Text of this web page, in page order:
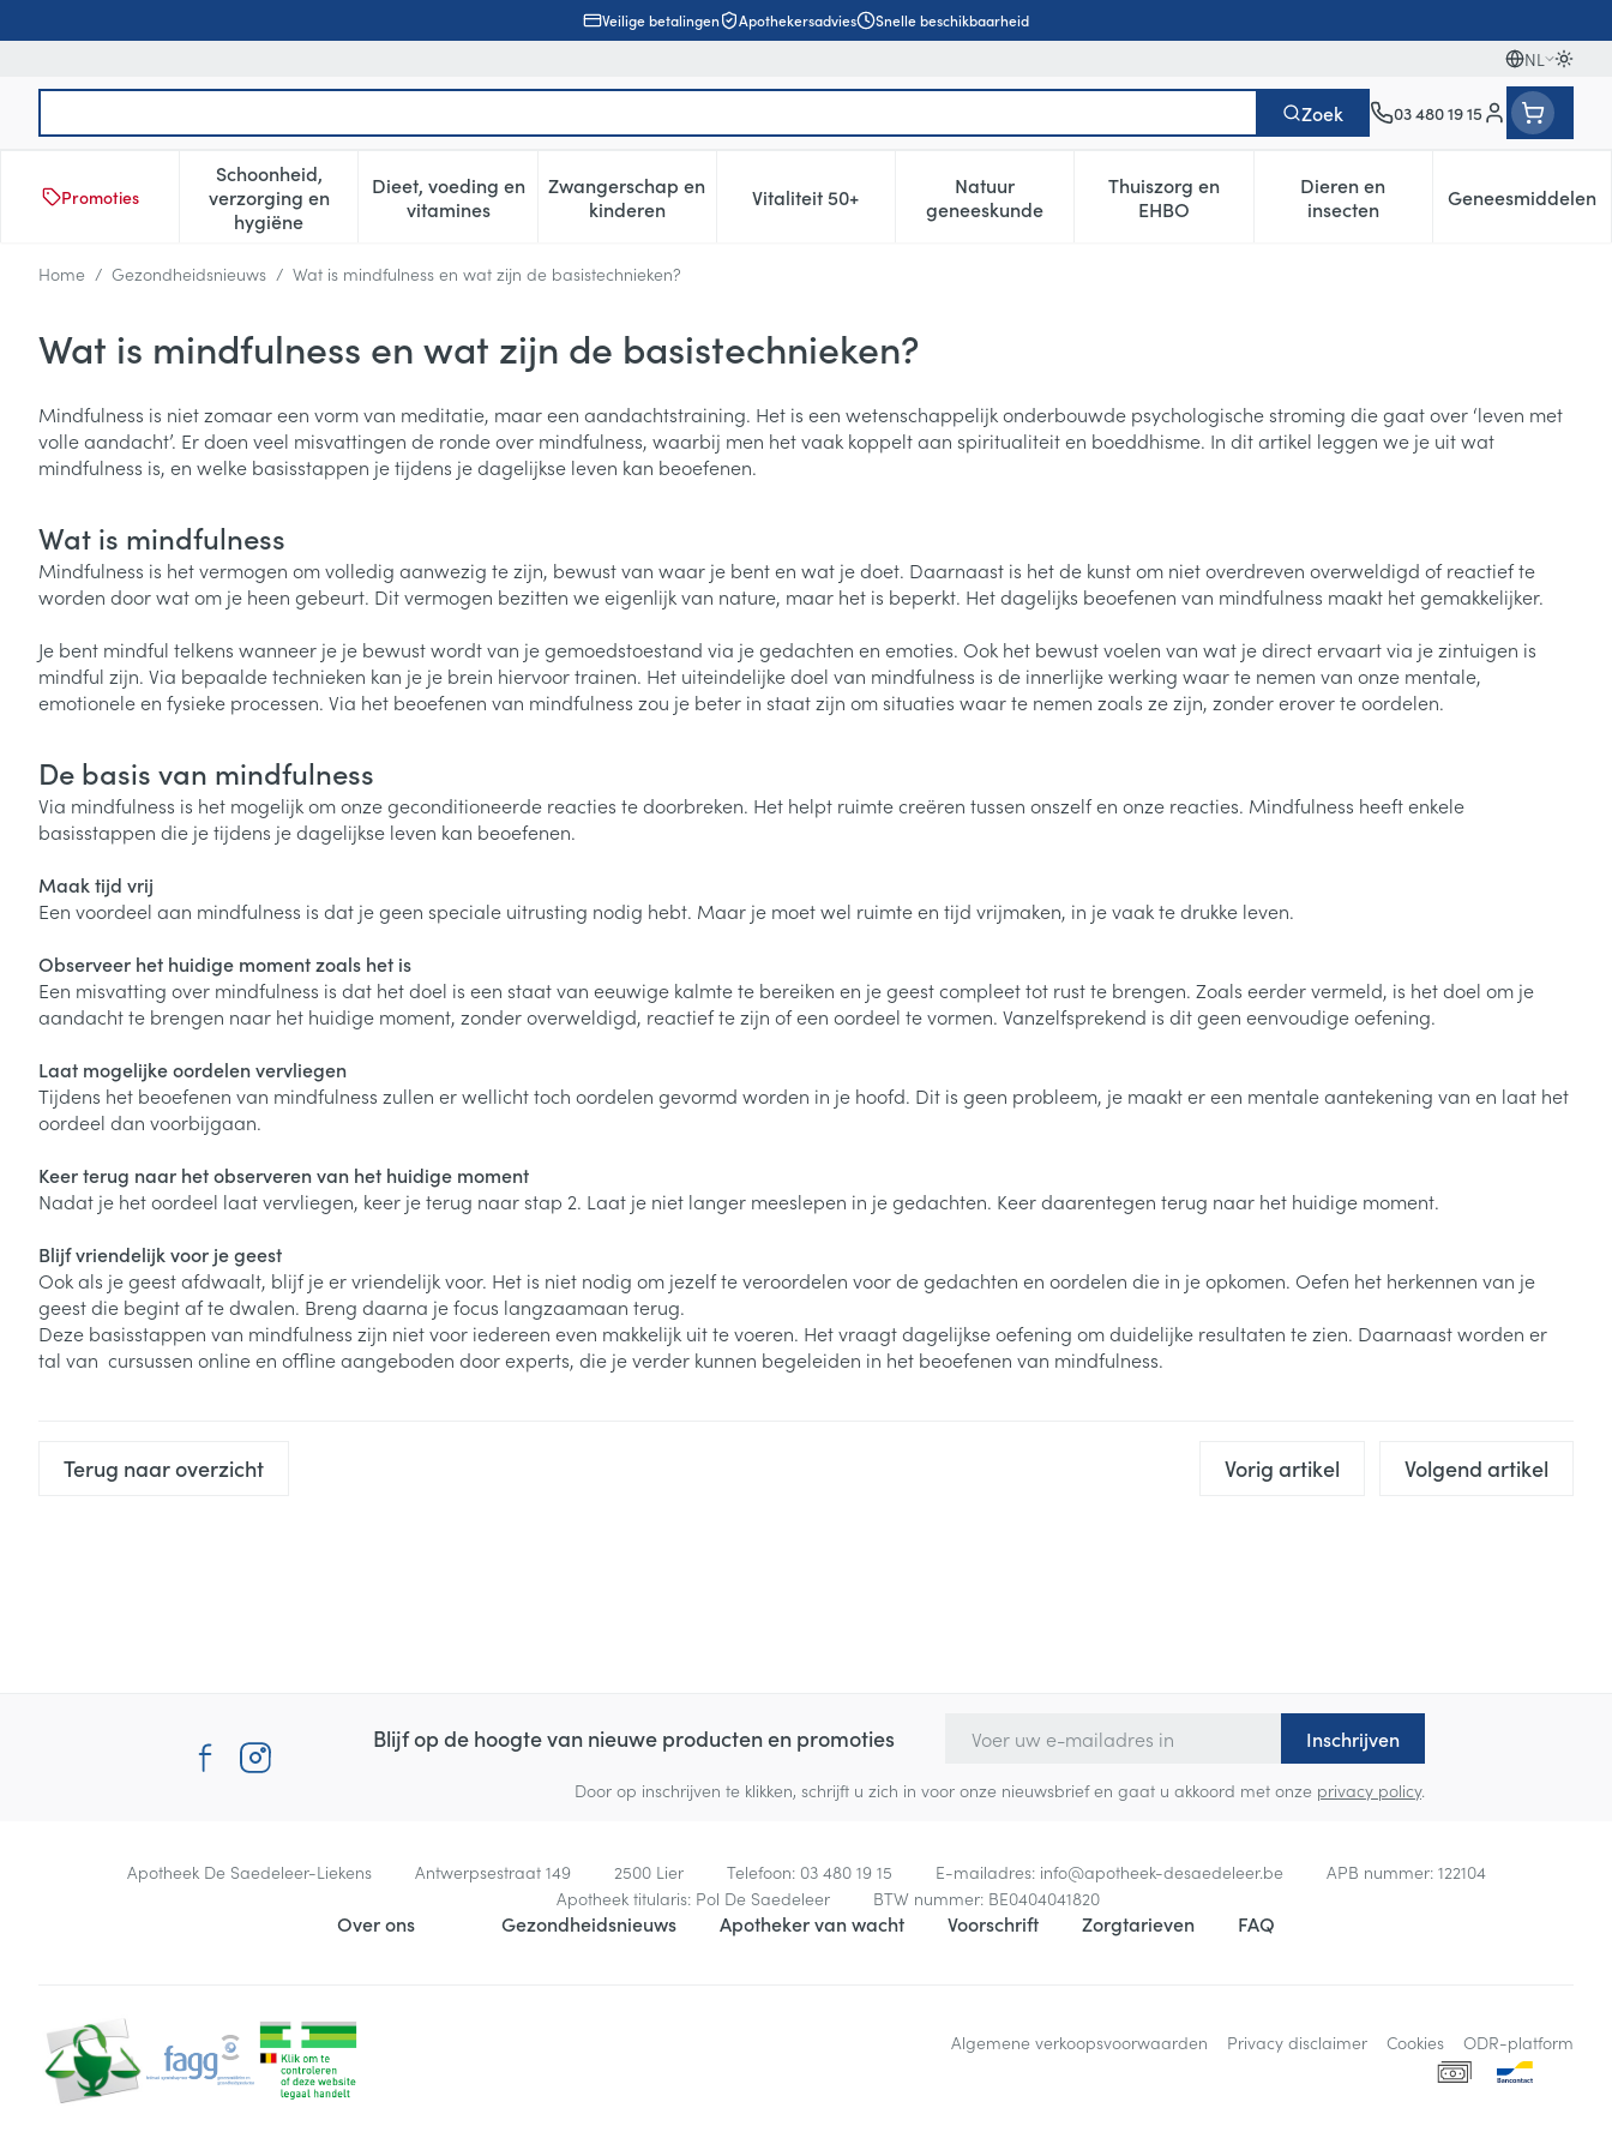
Veilige betalingen Apothekersadvies Snelle beschikbaarheid
NL
Talen
Zoek 03 480 19 15
Klant menu
Promoties
Schoonheid,
verzorging en
hygiëne
Toon submenu voor Schoonheid, verzorging en hygiëne categorie
Dieet, voeding en
vitaminesToon submenu voor Dieet, voeding en vitamines categorie
Zwangerschap en
kinderenToon submenu voor Zwangerschap en kinderen categorie
Vitaliteit 50+Toon submenu voor Vitaliteit 50+ categorie
Natuur
geneeskundeToon submenu voor Natuur geneeskunde categorie
Thuiszorg en
EHBOToon submenu voor Thuiszorg en EHBO categorie
Dieren en
insecten
Toon submenu voor Dieren en
Geneesmiddelen
Toon
Home / Gezondheidsnieuws / Wat is mindfulness en wat zijn de basistechnieken?
Wat is mindfulness en wat zijn de basistechnieken?
Mindfulness is niet zomaar een vorm van meditatie, maar een aandachtstraining. Het is een wetenschappelijk onderbouwde psychologische stroming die gaat over ‘leven met
volle aandacht’. Er doen veel misvattingen de ronde over mindfulness, waarbij men het vaak koppelt aan spiritualiteit en boeddhisme. In dit artikel leggen we je uit wat
mindfulness is, en welke basisstappen je tijdens je dagelijkse leven kan beoefenen.
Wat is mindfulness
Mindfulness is het vermogen om volledig aanwezig te zijn, bewust van waar je bent en wat je doet. Daarnaast is het de kunst om niet overdreven overweldigd of reactief te
worden door wat om je heen gebeurt. Dit vermogen bezitten we eigenlijk van nature, maar het is beperkt. Het dagelijks beoefenen van mindfulness maakt het gemakkelijker.
Je bent mindful telkens wanneer je je bewust wordt van je gemoedstoestand via je gedachten en emoties. Ook het bewust voelen van wat je direct ervaart via je zintuigen is
mindful zijn. Via bepaalde technieken kan je je brein hiervoor trainen. Het uiteindelijke doel van mindfulness is de innerlijke werking waar te nemen van onze mentale,
emotionele en fysieke processen. Via het beoefenen van mindfulness zou je beter in staat zijn om situaties waar te nemen zoals ze zijn, zonder erover te oordelen.
De basis van mindfulness
Via mindfulness is het mogelijk om onze geconditioneerde reacties te doorbreken. Het helpt ruimte creëren tussen onszelf en onze reacties. Mindfulness heeft enkele
basisstappen die je tijdens je dagelijkse leven kan beoefenen.
Maak tijd vrij
Een voordeel aan mindfulness is dat je geen speciale uitrusting nodig hebt. Maar je moet wel ruimte en tijd vrijmaken, in je vaak te drukke leven.
Observeer het huidige moment zoals het is
Een misvatting over mindfulness is dat het doel is een staat van eeuwige kalmte te bereiken en je geest compleet tot rust te brengen. Zoals eerder vermeld, is het doel om je
aandacht te brengen naar het huidige moment, zonder overweldigd, reactief te zijn of een oordeel te vormen. Vanzelfsprekend is dit geen eenvoudige oefening.
Laat mogelijke oordelen vervliegen
Tijdens het beoefenen van mindfulness zullen er wellicht toch oordelen gevormd worden in je hoofd. Dit is geen probleem, je maakt er een mentale aantekening van en laat het
oordeel dan voorbijgaan.
Keer terug naar het observeren van het huidige moment
Nadat je het oordeel laat vervliegen, keer je terug naar stap 2. Laat je niet langer meeslepen in je gedachten. Keer daarentegen terug naar het huidige moment.
Blijf vriendelijk voor je geest
Ook als je geest afdwaalt, blijf je er vriendelijk voor. Het is niet nodig om jezelf te veroordelen voor de gedachten en oordelen die in je opkomen. Oefen het herkennen van je
geest die begint af te dwalen. Breng daarna je focus langzaamaan terug.
Deze basisstappen van mindfulness zijn niet voor iedereen even makkelijk uit te voeren. Het vraagt dagelijkse oefening om duidelijke resultaten te zien. Daarnaast worden er
tal van cursussen online en offline aangeboden door experts, die je verder kunnen begeleiden in het beoefenen van mindfulness.
Terug naar overzicht Vorig artikel Volgend artikel
Blijf op de hoogte van nieuwe producten en promoties Inschrijven
Door op inschrijven te klikken, schrijft u zich in voor onze nieuwsbrief en gaat u akkoord met onze privacy policy.
Contacteer ons
Apotheek De Saedeleer-Liekens Antwerpsestraat 149 2500 Lier Telefoon: 03 480 19 15 E-mailadres: info@apotheek-desaedeleer.be APB nummer: 122104
Apotheek titularis: Pol De Saedeleer BTW nummer: BE0404041820
Over ons Gezondheidsnieuws Apotheker van wacht Voorschrift Zorgtarieven FAQ
Algemene verkoopsvoorwaarden Privacy disclaimer Cookies ODR-platform